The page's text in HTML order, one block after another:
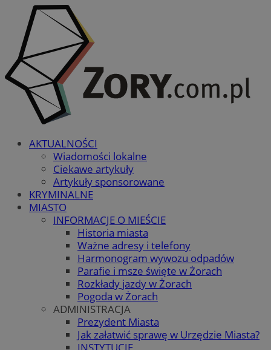
AKTUALNOŚCI
Wiadomości lokalne
Ciekawe artykuły
Artykuły sponsorowane
KRYMINALNE
MIASTO
INFORMACJE O MIEŚCIE
Historia miasta
Ważne adresy i telefony
Harmonogram wywozu odpadów
Parafie i msze święte w Żorach
Rozkłady jazdy w Żorach
Pogoda w Żorach
ADMINISTRACJA
Prezydent Miasta
Jak załatwić sprawę w Urzędzie Miasta?